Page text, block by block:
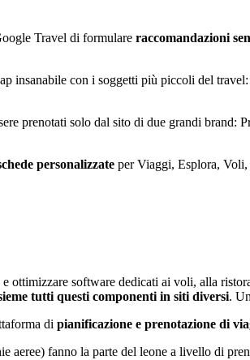
Travel di formulare raccomandazioni
insanabile con i soggetti più piccoli del
prenotati solo dal sito di due grandi
personalizzate per Viaggi, Esplora, Voli,
software dedicati ai voli, alla
tutti questi componenti in siti diversi.
di pianificazione e prenotazione di
fanno la parte del leone a livello di